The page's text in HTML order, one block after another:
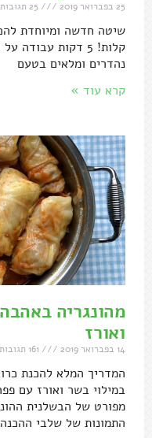
25 בפברואר 2019
שיטה חדשה ומיוחדת
קלות! 5 דקות
נהדרים ומלאים בטעם
קרא עוד »
מהונגריה
ואורז
14 בפברואר 2019
המדריך המלא להכנת
במילוי בשר ואורז עם
מפורט של הבשלנית
התמונות של שלבי ההכנה